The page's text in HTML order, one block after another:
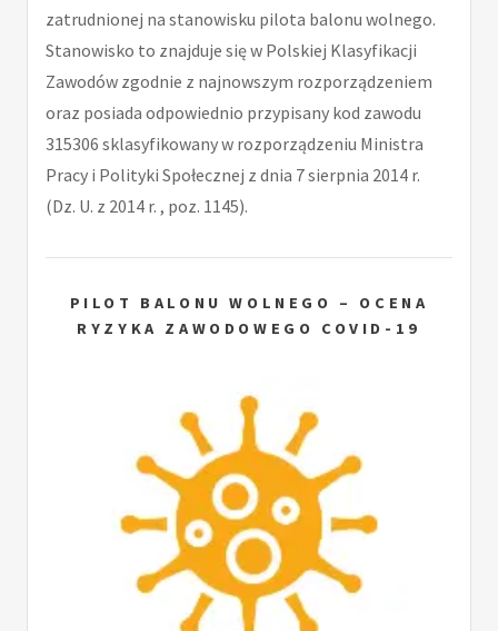
zatrudnionej na stanowisku pilota balonu wolnego.
Stanowisko to znajduje się w Polskiej Klasyfikacji
Zawodów zgodnie z najnowszym rozporządzeniem
oraz posiada odpowiednio przypisany kod zawodu
315306 sklasyfikowany w rozporządzeniu Ministra
Pracy i Polityki Społecznej z dnia 7 sierpnia 2014 r.
(Dz. U. z 2014 r. , poz. 1145).
PILOT BALONU WOLNEGO – OCENA
RYZYKA ZAWODOWEGO COVID-19